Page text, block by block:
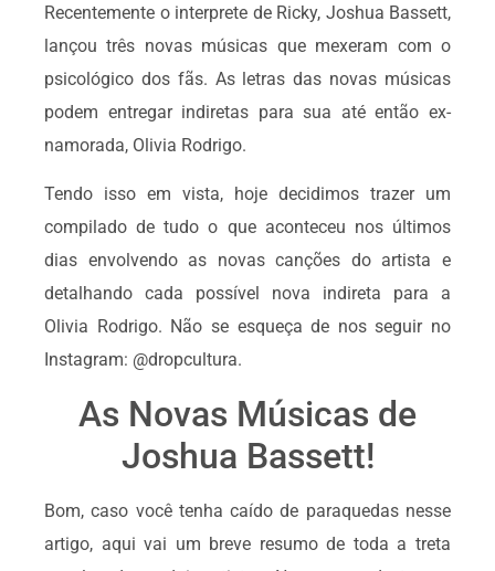
Recentemente o interprete de Ricky, Joshua Bassett,
lançou três novas músicas que mexeram com o
psicológico dos fãs. As letras das novas músicas
podem entregar indiretas para sua até então ex-
namorada, Olivia Rodrigo.
Tendo isso em vista, hoje decidimos trazer um
compilado de tudo o que aconteceu nos últimos
dias envolvendo as novas canções do artista e
detalhando cada possível nova indireta para a
Olivia Rodrigo. Não se esqueça de nos seguir no
Instagram: @dropcultura.
As Novas Músicas de
Joshua Bassett!
Bom, caso você tenha caído de paraquedas nesse
artigo, aqui vai um breve resumo de toda a treta